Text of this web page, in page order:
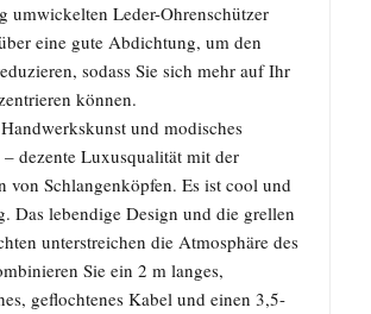
umwickelten Leder-Ohrenschützer
eine gute Abdichtung, um den
sodass Sie sich mehr auf Ihr
können.
und modisches
– dezente Luxusqualität mit der
von Schlangenköpfen. Es ist cool und
Das lebendige Design und die grellen
unterstreichen die Atmosphäre des
Sie ein 2 m langes,
geflochtenes Kabel und einen 3,5-